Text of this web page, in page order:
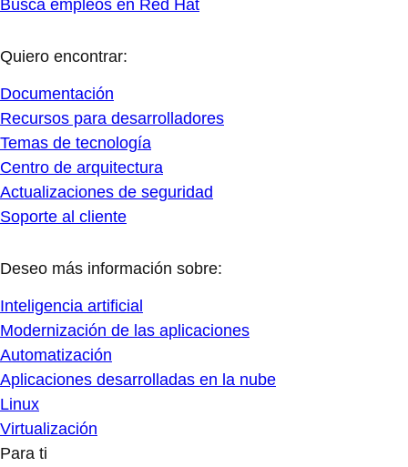
Busca empleos en Red Hat
Quiero encontrar:
Documentación
Recursos para desarrolladores
Temas de tecnología
Centro de arquitectura
Actualizaciones de seguridad
Soporte al cliente
Deseo más información sobre:
Inteligencia artificial
Modernización de las aplicaciones
Automatización
Aplicaciones desarrolladas en la nube
Linux
Virtualización
Para ti